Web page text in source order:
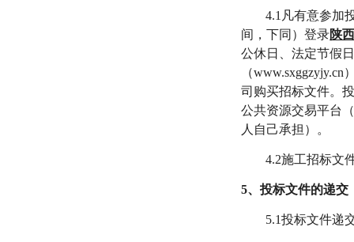
4.1凡有意参加
间，下同）登录陕
公休日、法定节假
（www.sxggzyjy.cn
司购买招标文件。
公共资源交易平台
人自己承担）。
4.2施工招标文
5、投标文件的递交
5.1投标文件递